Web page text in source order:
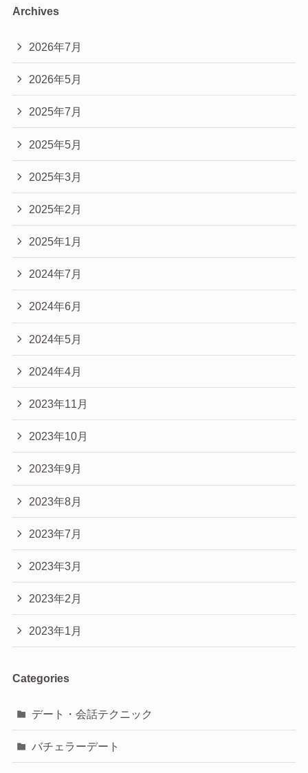
Archives
2026年7月
2026年5月
2025年7月
2025年5月
2025年3月
2025年2月
2025年1月
2024年7月
2024年6月
2024年5月
2024年4月
2023年11月
2023年10月
2023年9月
2023年8月
2023年7月
2023年3月
2023年2月
2023年1月
Categories
デート・会話テクニック
バチェラーデート